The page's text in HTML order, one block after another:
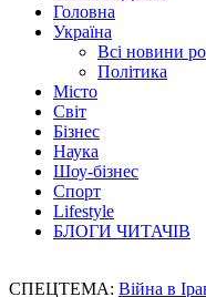
Головна
Україна
Всі новини
Політика
Місто
Світ
Бізнес
Наука
Шоу-бізнес
Спорт
Lifestyle
БЛОГИ ЧИТАЧІВ
СПЕЦТЕМА: Війна в